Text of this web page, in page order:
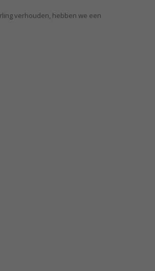
verhouden, hebben we een